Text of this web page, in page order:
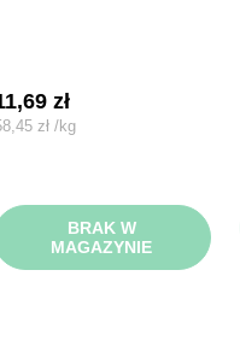
zł
zł /kg
BRAK W
MAGAZYNIE